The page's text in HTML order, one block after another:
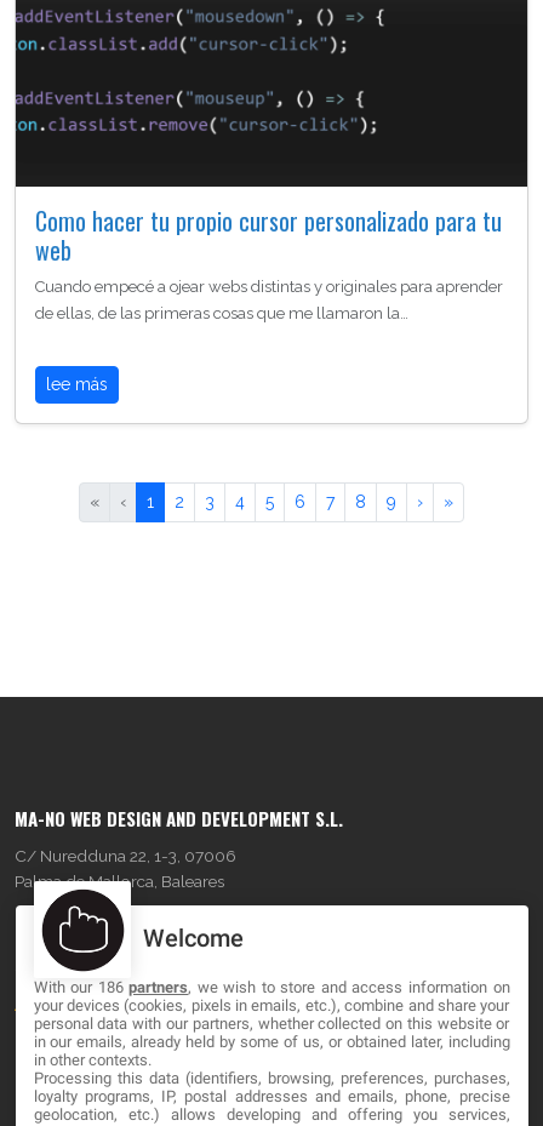
Como hacer tu propio cursor personalizado para tu
web
Cuando empecé a ojear webs distintas y originales para aprender
de ellas, de las primeras cosas que me llamaron la…
lee más
« ‹ 1 2 3 4 5 6 7 8 9 › »
MA-NO WEB DESIGN AND DEVELOPMENT S.L.
C/ Nuredduna 22, 1-3, 07006
Palma de Mallorca, Baleares
OUR COMPANY
About
Blog
Contact
Welcome
With our 186partners, we wish to store and access information on
your devices (cookies, pixels in emails, etc.), combine and share your
personal data with our partners, whether collected on this website or
in our emails, already held by some of us, or obtained later, including
in other contexts.
Processing this data (identifiers, browsing, preferences, purchases,
loyalty programs, IP, postal addresses and emails, phone, precise
geolocation, etc.) allows developing and offering you services,